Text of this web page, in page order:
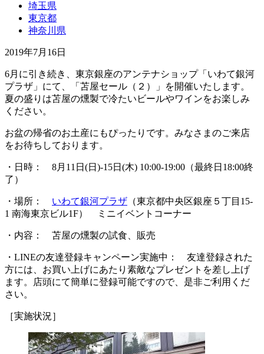
埼玉県
東京都
神奈川県
2019年7月16日
6月に引き続き、東京銀座のアンテナショップ「いわて銀河
プラザ」にて、「苫屋セール（２）」を開催いたします。
夏の盛りは苫屋の燻製で冷たいビールやワインをお楽しみ
ください。
お盆の帰省のお土産にもぴったりです。みなさまのご来店
をお待ちしております。
・日時： 8月11日(日)-15日(木) 10:00-19:00（最終日18:00終
了）
・場所： いわて銀河プラザ （東京都中央区銀座５丁目15-
1 南海東京ビル1F） ミニイベントコーナー
・内容： 苫屋の燻製の試食、販売
・LINEの友達登録キャンペーン実施中： 友達登録された
方には、お買い上げにあたり素敵なプレゼントを差し上げ
ます。店頭にて簡単に登録可能ですので、是非ご利用くだ
さい。
［実施状況］